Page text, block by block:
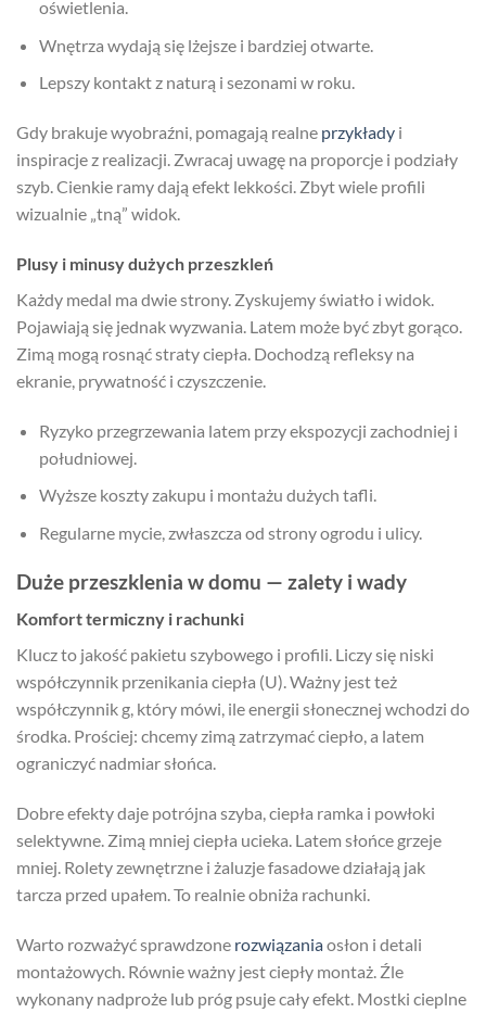
oświetlenia.
Wnętrza wydają się lżejsze i bardziej otwarte.
Lepszy kontakt z naturą i sezonami w roku.
Gdy brakuje wyobraźni, pomagają realne przykłady i
inspiracje z realizacji. Zwracaj uwagę na proporcje i podziały
szyb. Cienkie ramy dają efekt lekkości. Zbyt wiele profili
wizualnie „tną” widok.
Plusy i minusy dużych przeszkleń
Każdy medal ma dwie strony. Zyskujemy światło i widok.
Pojawiają się jednak wyzwania. Latem może być zbyt gorąco.
Zimą mogą rosnąć straty ciepła. Dochodzą refleksy na
ekranie, prywatność i czyszczenie.
Ryzyko przegrzewania latem przy ekspozycji zachodniej i
południowej.
Wyższe koszty zakupu i montażu dużych tafli.
Regularne mycie, zwłaszcza od strony ogrodu i ulicy.
Duże przeszklenia w domu — zalety i wady
Komfort termiczny i rachunki
Klucz to jakość pakietu szybowego i profili. Liczy się niski
współczynnik przenikania ciepła (U). Ważny jest też
współczynnik g, który mówi, ile energii słonecznej wchodzi do
środka. Prościej: chcemy zimą zatrzymać ciepło, a latem
ograniczyć nadmiar słońca.
Dobre efekty daje potrójna szyba, ciepła ramka i powłoki
selektywne. Zimą mniej ciepła ucieka. Latem słońce grzeje
mniej. Rolety zewnętrzne i żaluzje fasadowe działają jak
tarcza przed upałem. To realnie obniża rachunki.
Warto rozważyć sprawdzone rozwiązaniaosłon i detali
montażowych. Równie ważny jest ciepły montaż. Źle
wykonany nadproże lub próg psuje cały efekt. Mostki cieplne